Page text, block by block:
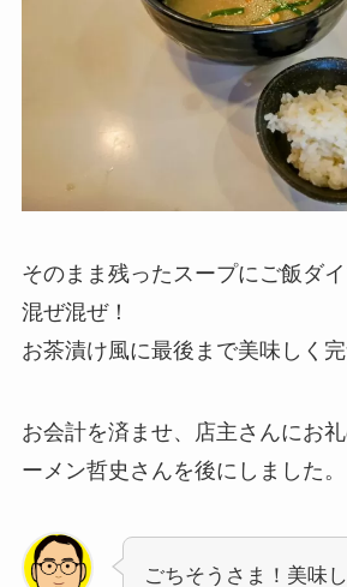
そのまま残ったスープにご飯ダ
混ぜ混ぜ！
お茶漬け風に最後まで美味しく完
お会計を済ませ、店主さんにお
ーメン哲史さんを後にしました。
ごちそうさま！美味